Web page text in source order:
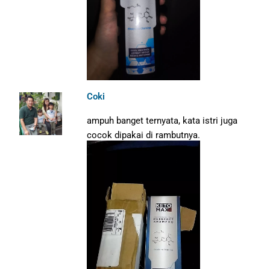
Coki
ampuh banget ternyata, kata istri juga
cocok dipakai di rambutnya.